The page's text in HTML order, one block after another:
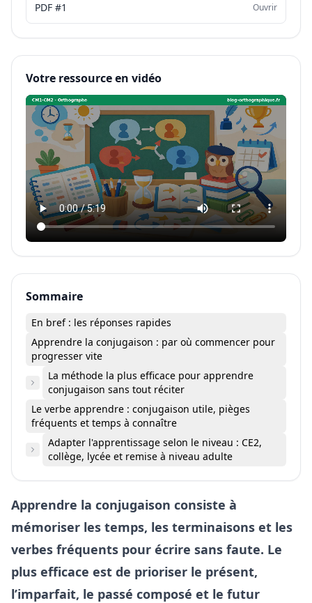
PDF #1 Ouvrir
Votre ressource en vidéo
Sommaire
En bref : les réponses rapides
Apprendre la conjugaison : par où commencer pour
progresser vite
La méthode la plus efficace pour apprendre
conjugaison sans tout réciter
Le verbe apprendre : conjugaison utile, pièges
fréquents et temps à connaître
Adapter l'apprentissage selon le niveau : CE2,
collège, lycée et remise à niveau adulte
Apprendre la conjugaison consiste à
mémoriser les temps, les terminaisons et les
verbes fréquents pour écrire sans faute. Le
plus efficace est de prioriser le présent,
l’imparfait, le passé composé et le futur